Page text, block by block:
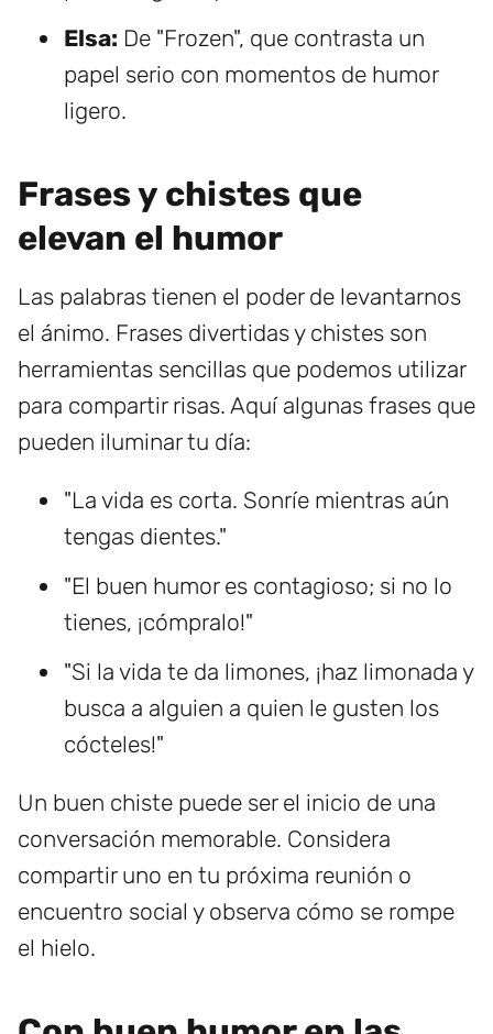
Elsa: De "Frozen", que contrasta un
papel serio con momentos de humor
ligero.
Frases y chistes que
elevan el humor
Las palabras tienen el poder de levantarnos
el ánimo. Frases divertidas y chistes son
herramientas sencillas que podemos utilizar
para compartir risas. Aquí algunas frases que
pueden iluminar tu día:
"La vida es corta. Sonríe mientras aún
tengas dientes."
"El buen humor es contagioso; si no lo
tienes, ¡cómpralo!"
"Si la vida te da limones, ¡haz limonada y
busca a alguien a quien le gusten los
cócteles!"
Un buen chiste puede ser el inicio de una
conversación memorable. Considera
compartir uno en tu próxima reunión o
encuentro social y observa cómo se rompe
el hielo.